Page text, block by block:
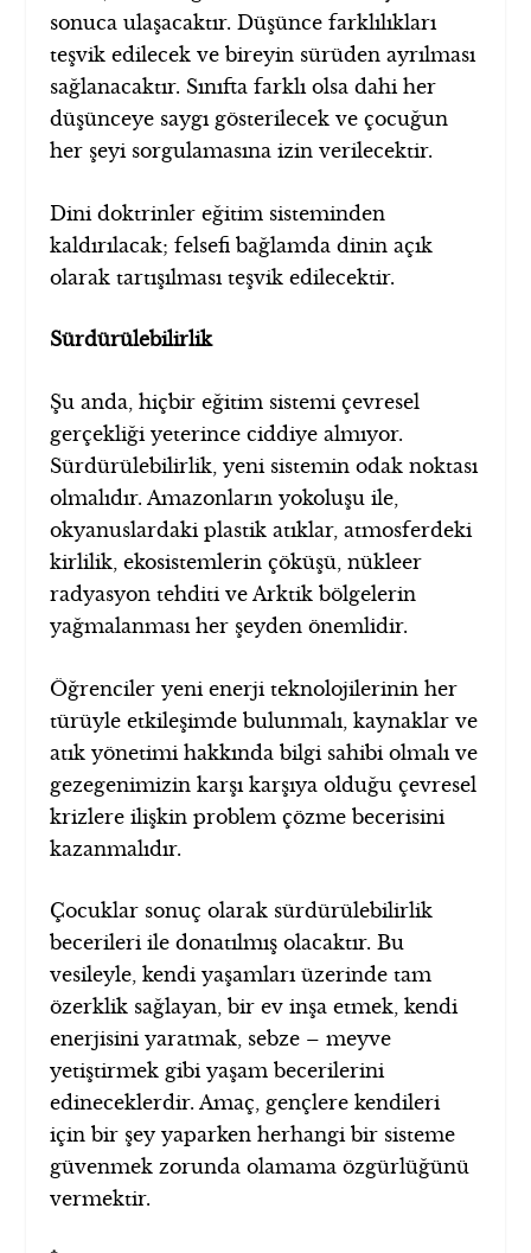
sonuca ulaşacaktır. Düşünce farklılıkları
teşvik edilecek ve bireyin sürüden ayrılması
sağlanacaktır. Sınıfta farklı olsa dahi her
düşünceye saygı gösterilecek ve çocuğun
her şeyi sorgulamasına izin verilecektir.
Dini doktrinler eğitim sisteminden
kaldırılacak; felsefi bağlamda dinin açık
olarak tartışılması teşvik edilecektir.
Sürdürülebilirlik
Şu anda, hiçbir eğitim sistemi çevresel
gerçekliği yeterince ciddiye almıyor.
Sürdürülebilirlik, yeni sistemin odak noktası
olmalıdır. Amazonların yokoluşu ile,
okyanuslardaki plastik atıklar, atmosferdeki
kirlilik, ekosistemlerin çöküşü, nükleer
radyasyon tehditi ve Arktik bölgelerin
yağmalanması her şeyden önemlidir.
Öğrenciler yeni enerji teknolojilerinin her
türüyle etkileşimde bulunmalı, kaynaklar ve
atık yönetimi hakkında bilgi sahibi olmalı ve
gezegenimizin karşı karşıya olduğu çevresel
krizlere ilişkin problem çözme becerisini
kazanmalıdır.
Çocuklar sonuç olarak sürdürülebilirlik
becerileri ile donatılmış olacaktır. Bu
vesileyle, kendi yaşamları üzerinde tam
özerklik sağlayan, bir ev inşa etmek, kendi
enerjisini yaratmak, sebze – meyve
yetiştirmek gibi yaşam becerilerini
edineceklerdir. Amaç, gençlere kendileri
için bir şey yaparken herhangi bir sisteme
güvenmek zorunda olamama özgürlüğünü
vermektir.